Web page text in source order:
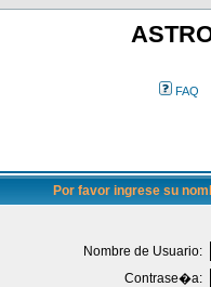
FAQ
Por favor ingrese su
Nombre de Usuario:
Contrase�a: